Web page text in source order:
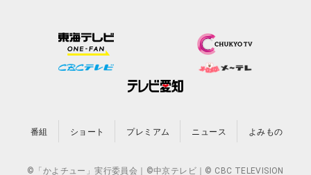
番組 ショート プレミアム ニュース よみもの
©「かよチュー」実行委員会｜©中京テレビ｜© CBC TELEVISION